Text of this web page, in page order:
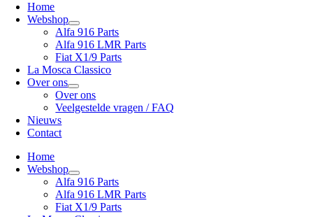
Home
Webshop
Alfa 916 Parts
Alfa 916 LMR Parts
Fiat X1/9 Parts
La Mosca Classico
Over ons
Over ons
Veelgestelde vragen / FAQ
Nieuws
Contact
Home
Webshop
Alfa 916 Parts
Alfa 916 LMR Parts
Fiat X1/9 Parts